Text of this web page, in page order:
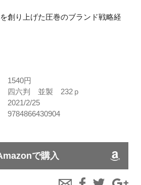
創り上げた圧巻のブランド戦略経
1540円
四六判 並製 232ｐ
2021/2/25
9784866430904
で購入